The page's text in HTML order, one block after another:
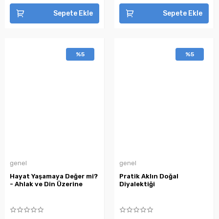
Sepete Ekle Sepete Ekle
%5
genel
Hayat Yaşamaya Değer mi?
- Ahlak ve Din Üzerine
%5
genel
Pratik Aklın Doğal
Diyalektiği